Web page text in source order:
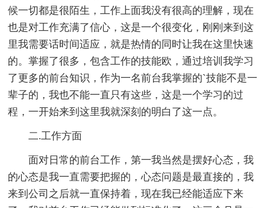
候一切都是很陌生，工作上面我没有很高的理解，现在
也是对工作充满了信心，这是一个很变化，刚刚来到这
里我需要话时间适应，就是热情的同时让我在这里快速
的。掌握了很多，包含工作的技能欧，通过培训我学习
了更多的前台知识，作为一名前台我掌握的`技能不是一
辈子的，我也不能一直只有这些，这是一个学习的过
程，一开始来到这里我就深刻的明白了这一点。
二.工作方面
面对日常的前台工作，第一我当然是摆好心态，我
的心态是我一直需要把握的，心态问题是最直接的，我
来到公司之后就一直保持着，现在我已经能适应下来